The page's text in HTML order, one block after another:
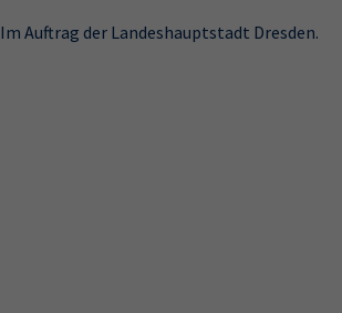
Im Auftrag der Landeshauptstadt Dresden.